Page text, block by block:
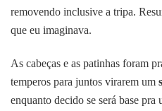
removendo inclusive a tripa.
que eu imaginava.
As cabeças e as patinhas foram
temperos para juntos virarem um
enquanto decido se será base